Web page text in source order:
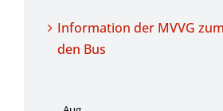
Information der MVVG
den Bus